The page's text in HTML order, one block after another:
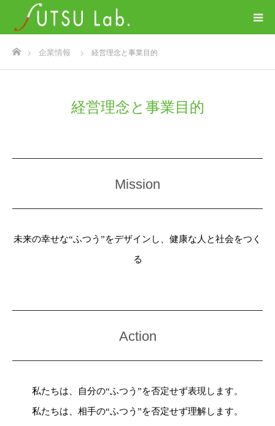
ホーム企業情報 経営理念と事業目的
経営理念と事業目的
Mission
未来の幸せな“ふつう”をデザインし、健康な人と社会をつく
る
Action
私たちは、自分の“ふつう”を否定せず表現します。
私たちは、相手の“ふつう”を否定せず理解します。